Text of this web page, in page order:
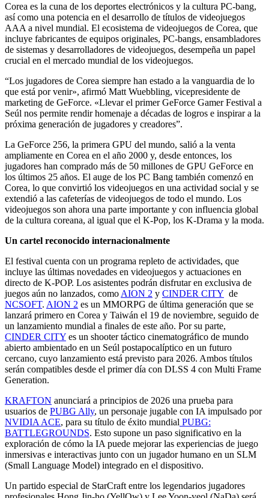
Corea es la cuna de los deportes electrónicos y la cultura PC-bang,
así como una potencia en el desarrollo de títulos de videojuegos
AAA a nivel mundial. El ecosistema de videojuegos de Corea, que
incluye fabricantes de equipos originales, PC-bangs, ensambladores
de sistemas y desarrolladores de videojuegos, desempeña un papel
crucial en el mercado mundial de los videojuegos.
“Los jugadores de Corea siempre han estado a la vanguardia de lo
que está por venir», afirmó Matt Wuebbling, vicepresidente de
marketing de GeForce. «Llevar el primer GeForce Gamer Festival a
Seúl nos permite rendir homenaje a décadas de logros e inspirar a la
próxima generación de jugadores y creadores”.
La GeForce 256, la primera GPU del mundo, salió a la venta
ampliamente en Corea en el año 2000 y, desde entonces, los
jugadores han comprado más de 50 millones de GPU GeForce en
los últimos 25 años. El auge de los PC Bang también comenzó en
Corea, lo que convirtió los videojuegos en una actividad social y se
extendió a las cafeterías de videojuegos de todo el mundo. Los
videojuegos son ahora una parte importante y con influencia global
de la cultura coreana, al igual que el K-Pop, los K-Drama y la moda.
Un cartel reconocido internacionalmente
El festival cuenta con un programa repleto de actividades, que
incluye las últimas novedades en videojuegos y actuaciones en
directo de K-POP. Los asistentes podrán disfrutar en exclusiva de
juegos aún no lanzados, como AION 2 y CINDER CITY de
NCSOFT. AION 2 es un MMORPG de última generación que se
lanzará primero en Corea y Taiwán el 19 de noviembre, seguido de
un lanzamiento mundial a finales de este año. Por su parte,
CINDER CITY es un shooter táctico cinematográfico de mundo
abierto ambientado en un Seúl postapocalíptico en un futuro
cercano, cuyo lanzamiento está previsto para 2026. Ambos títulos
serán compatibles desde el primer día con DLSS 4 con Multi Frame
Generation.
KRAFTON anunciará a principios de 2026 una prueba para
usuarios de PUBG Ally, un personaje jugable con IA impulsado por
NVIDIA ACE, para su título de éxito mundial PUBG:
BATTLEGROUNDS. Esto supone un paso significativo en la
exploración de cómo la IA puede mejorar las experiencias de juego
inmersivas e interactivas junto con un jugador humano en un SLM
(Small Language Model) integrado en el dispositivo.
Un partido especial de StarCraft entre los legendarios jugadores